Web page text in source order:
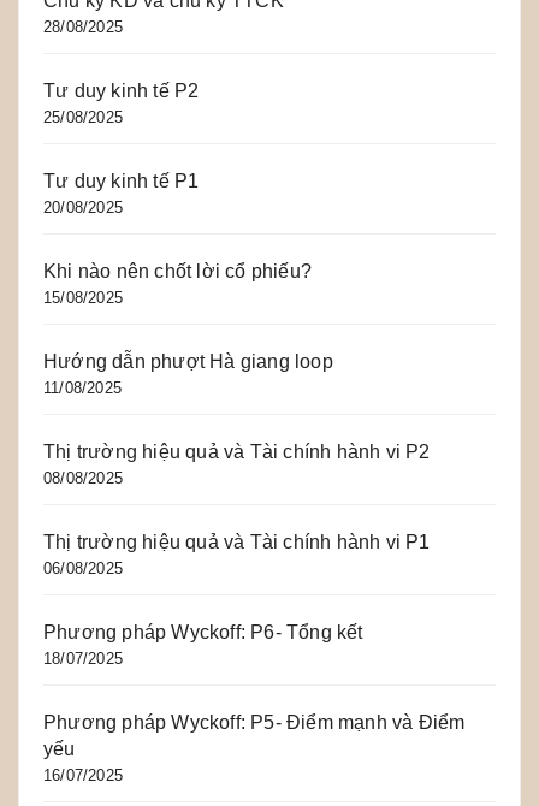
28/08/2025
Tư duy kinh tế P2
25/08/2025
Tư duy kinh tế P1
20/08/2025
Khi nào nên chốt lời cổ phiếu?
15/08/2025
Hướng dẫn phượt Hà giang loop
11/08/2025
Thị trường hiệu quả và Tài chính hành vi P2
08/08/2025
Thị trường hiệu quả và Tài chính hành vi P1
06/08/2025
Phương pháp Wyckoff: P6- Tổng kết
18/07/2025
Phương pháp Wyckoff: P5- Điểm mạnh và Điểm
yếu
16/07/2025